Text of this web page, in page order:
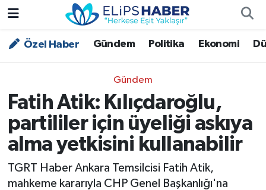
Özel Haber Gündem Politika Ekonomi
Gündem
Fatih Atik: Kılıçdaroğlu,
partililer için üyeliği askıya
alma yetkisini kullanabilir
TGRT Haber Ankara Temsilcisi Fatih Atik,
mahkeme kararıyla CHP Genel Başkanlığı'na
Özel Haber
Asayiş
Bilim - Teknoloji
Çevre - İklim
Nöbetçi Eczaneler
Trafik Durumu
Süper Lig Puan Durumu ve Fikstür
Tüm Manşetler